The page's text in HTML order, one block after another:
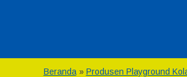
Beranda» Produsen Playground